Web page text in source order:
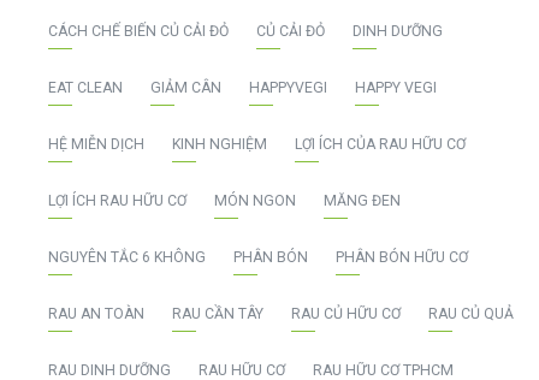
CÁCH CHẾ BIẾN CỦ CẢI ĐỎ CỦ CẢI ĐỎ DINH DƯỠNG
EAT CLEAN GIẢM CÂN HAPPYVEGI HAPPY VEGI
HỆ MIỄN DỊCH KINH NGHIỆM LỢI ÍCH CỦA RAU HỮU CƠ
LỢI ÍCH RAU HỮU CƠ MÓN NGON MĂNG ĐEN
NGUYÊN TẮC 6 KHÔNG PHÂN BÓN PHÂN BÓN HỮU CƠ
RAU AN TOÀN RAU CẦN TÂY RAU CỦ HỮU CƠ RAU CỦ QUẢ
RAU DINH DƯỠNG RAU HỮU CƠ RAU HỮU CƠ TPHCM